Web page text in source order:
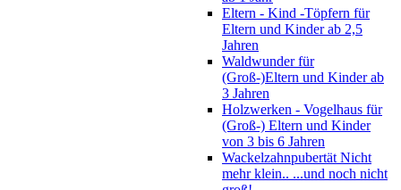
Eltern - Kind -Töpfern für
Eltern und Kinder ab 2,5
Jahren
Waldwunder für
(Groß-)Eltern und Kinder ab
3 Jahren
Holzwerken - Vogelhaus für
(Groß-) Eltern und Kinder
von 3 bis 6 Jahren
Wackelzahnpubertät Nicht
mehr klein.. ...und noch nicht